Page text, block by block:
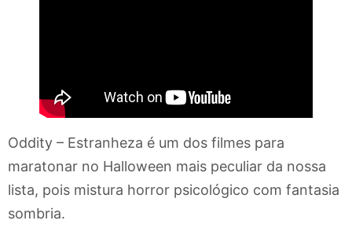
Oddity – Estranheza é um dos filmes para
maratonar no Halloween mais peculiar da nossa
lista, pois mistura horror psicológico com fantasia
sombria.